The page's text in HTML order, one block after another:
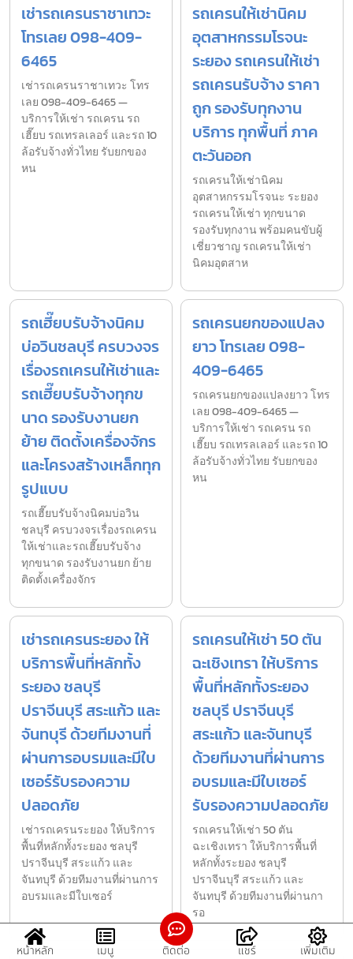
เช่ารถเครนราชาเทวะ
โทรเลย 098-409-
6465
เช่ารถเครนราชาเทวะ โทร
เลย 098-409-6465 —
บริการให้เช่า รถเครน รถ
เฮี๊ยบ รถเทรลเลอร์ และรถ 10
ล้อรับจ้างทั่วไทย รับยกของ
หน
รถเครนให้เช่านิคม
อุตสาหกรรมโรจนะ
ระยอง รถเครนให้เช่า
รถเครนรับจ้าง ราคา
ถูก รองรับทุกงาน
บริการ ทุกพื้นที่ ภาค
ตะวันออก
รถเครนให้เช่านิคม
อุตสาหกรรมโรจนะ ระยอง
รถเครนให้เช่า ทุกขนาด
รองรับทุกงาน พร้อมคนขับผู้
เชี่ยวชาญ รถเครนให้เช่า
นิคมอุตสาห
รถเฮี๊ยบรับจ้างนิคม
บ่อวินชลบุรี ครบวงจร
เรื่องรถเครนให้เช่าและ
รถเฮี๊ยบรับจ้างทุกข
นาด รองรับงานยก
ย้าย ติดตั้งเครื่องจักร
และโครงสร้างเหล็กทุก
รูปแบบ
รถเฮี๊ยบรับจ้างนิคมบ่อวิน
ชลบุรี ครบวงจรเรื่องรถเครน
ให้เช่าและรถเฮี๊ยบรับจ้าง
ทุกขนาด รองรับงานยก ย้าย
ติดตั้งเครื่องจักร
รถเครนยกของแปลง
ยาว โทรเลย 098-
409-6465
รถเครนยกของแปลงยาว โทร
เลย 098-409-6465 —
บริการให้เช่า รถเครน รถ
เฮี๊ยบ รถเทรลเลอร์ และรถ 10
ล้อรับจ้างทั่วไทย รับยกของ
หน
เช่ารถเครนระยอง ให้
บริการพื้นที่หลักทั้ง
ระยอง ชลบุรี
ปราจีนบุรี สระแก้ว และ
จันทบุรี ด้วยทีมงานที่
ผ่านการอบรมและมีใบ
เซอร์รับรองความ
ปลอดภัย
เช่ารถเครนระยอง ให้บริการ
พื้นที่หลักทั้งระยอง ชลบุรี
ปราจีนบุรี สระแก้ว และ
จันทบุรี ด้วยทีมงานที่ผ่านการ
อบรมและมีใบเซอร์
รถเครนให้เช่า 50 ตัน
ฉะเชิงเทรา ให้บริการ
พื้นที่หลักทั้งระยอง
ชลบุรี ปราจีนบุรี
สระแก้ว และจันทบุรี
ด้วยทีมงานที่ผ่านการ
อบรมและมีใบเซอร์
รับรองความปลอดภัย
รถเครนให้เช่า 50 ตัน
ฉะเชิงเทรา ให้บริการพื้นที่
หลักทั้งระยอง ชลบุรี
ปราจีนบุรี สระแก้ว และ
จันทบุรี ด้วยทีมงานที่ผ่านกา
รอ
หน้าหลัก เมนู ติดต่อ แชร์ เพิ่มเติม